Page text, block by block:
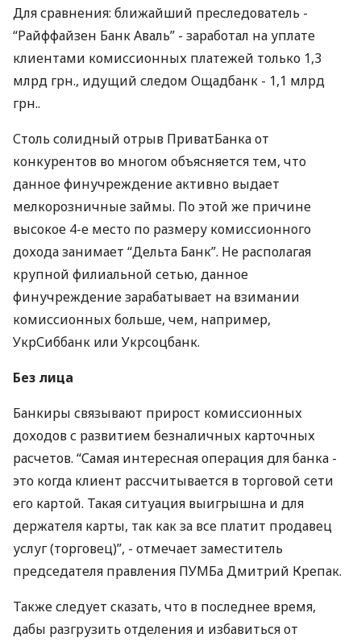
Для сравнения: ближайший преследователь -
“Райффайзен Банк Аваль” - заработал на уплате
клиентами комиссионных платежей только 1,3
млрд грн., идущий следом Ощадбанк - 1,1 млрд
грн..
Столь солидный отрыв ПриватБанка от
конкурентов во многом объясняется тем, что
данное финучреждение активно выдает
мелкорозничные займы. По этой же причине
высокое 4-е место по размеру комиссионного
дохода занимает “Дельта Банк”. Не располагая
крупной филиальной сетью, данное
финучреждение зарабатывает на взимании
комиссионных больше, чем, например,
УкрСиббанк или Укрсоцбанк.
Без лица
Банкиры связывают прирост комиссионных
доходов с развитием безналичных карточных
расчетов. “Самая интересная операция для банка -
это когда клиент рассчитывается в торговой сети
его картой. Такая ситуация выигрышна и для
держателя карты, так как за все платит продавец
услуг (торговец)”, - отмечает заместитель
председателя правления ПУМБа Дмит­рий Крепак.
Также следует сказать, что в последнее время,
дабы разгрузить отделения и избавиться от